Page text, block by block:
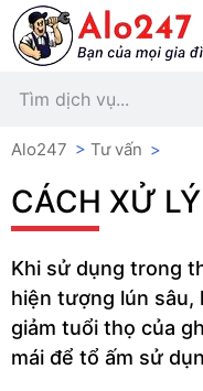
Alo247 > Tư vấn >
CÁCH XỬ
Khi sử dụng trong
hiện tượng lún sâu,
giảm tuổi thọ của
mái để tổ ấm sử